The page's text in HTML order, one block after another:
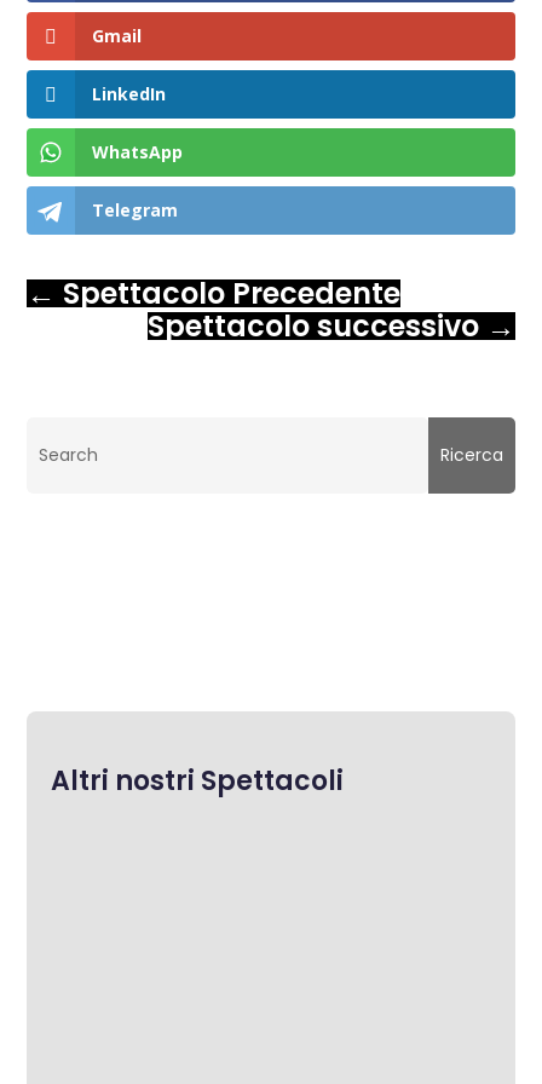
Gmail
LinkedIn
WhatsApp
Telegram
← Spettacolo Precedente
Spettacolo successivo→
Altri nostri Spettacoli